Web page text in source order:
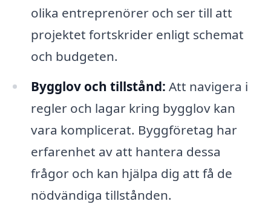
olika entreprenörer och ser till att
projektet fortskrider enligt schemat
och budgeten.
Bygglov och tillstånd: Att navigera i
regler och lagar kring bygglov kan
vara komplicerat. Byggföretag har
erfarenhet av att hantera dessa
frågor och kan hjälpa dig att få de
nödvändiga tillstånden.